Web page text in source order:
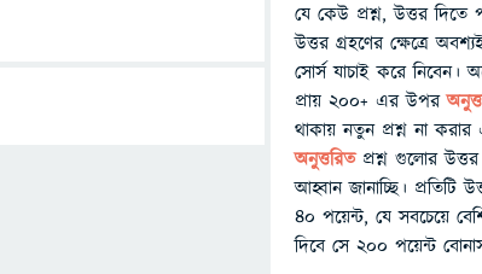
যে কেউ প্রশ্ন, উত্তর দিতে
উত্তর গ্রহণের ক্ষেত্রে
সোর্স যাচাই করে নিবেন।
প্রায় ২০০+ এর উপর
থাকায় নতুন প্রশ্ন না করার
অনুত্তরিত প্রশ্ন গুলোর
আহ্বান জানাচ্ছি। প্রতিটি
৪০ পয়েন্ট, যে সবচেয়ে
দিবে সে ২০০ পয়েন্ট